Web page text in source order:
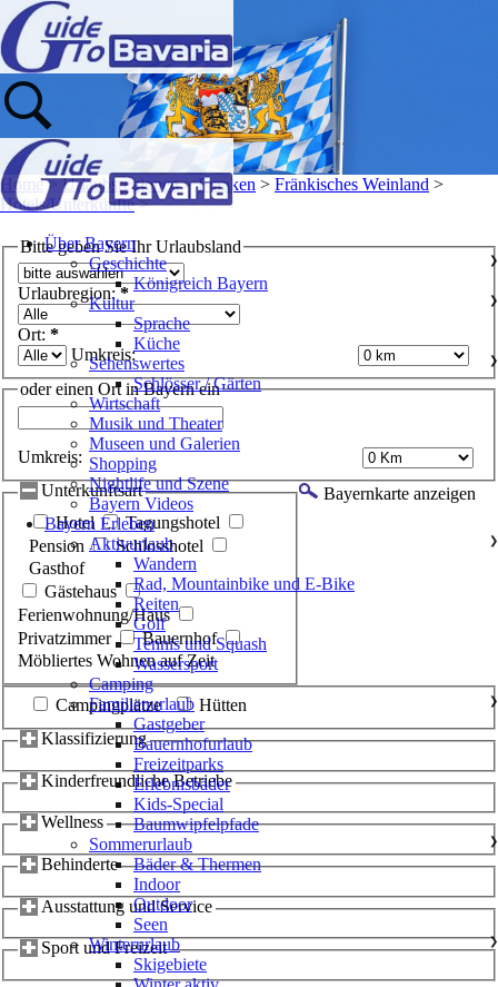
Home>Urlaubsregionen>Franken > Fränkisches Weinland >
Hotels/Unterkünfte>
Bitte geben Sie Ihr Urlaubsland
Urlaubregion:*
Ort: *
Umkreis:
oder einen Ort in Bayern ein
Umkreis:
Bayernkarte anzeigen
Unterkunftsart
Hotel
Tagungshotel
Pension
Schlosshotel
Gasthof
Gästehaus
Ferienwohnung/Haus
Privatzimmer
Bauernhof
Möbliertes Wohnen auf Zeit
Campingplätze
Hütten
Klassifizierung
Kinderfreundliche Betriebe
Wellness
Behinderte
Ausstattung und Service
Sport und Freizeit
Über Bayern
Geschichte
❯
Königreich Bayern
Kultur
❯
Sprache
Küche
Sehenswertes
❯
Schlösser / Gärten
Wirtschaft
Musik und Theater
Museen und Galerien
Shopping
Nightlife und Szene
Bayern Videos
Bayern Erleben
Aktivurlaub
❯
Wandern
Rad, Mountainbike und E-Bike
Reiten
Golf
Tennis und Squash
Wassersport
Camping
Familienurlaub
❯
Gastgeber
Bauernhofurlaub
Freizeitparks
Erlebnisbäder
Kids-Special
Baumwipfelpfade
Sommerurlaub
❯
Bäder & Thermen
Indoor
Outdoor
Seen
Winterurlaub
❯
Skigebiete